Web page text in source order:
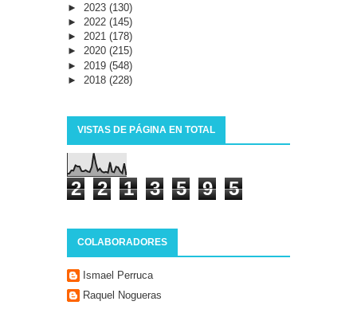
► 2023 (130)
► 2022 (145)
► 2021 (178)
► 2020 (215)
► 2019 (548)
► 2018 (228)
VISTAS DE PÁGINA EN TOTAL
2 2 1 3 5 9 5
COLABORADORES
Ismael Perruca
Raquel Nogueras